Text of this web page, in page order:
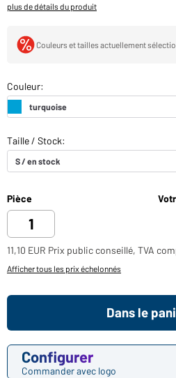
plus de détails du produit
Couleurs et tailles actuellement
Pièce
11,10 EUR Prix public conseillé, TVA
Afficher tous les prix échelonnés
Configurer
Commander avec logo
Dans le